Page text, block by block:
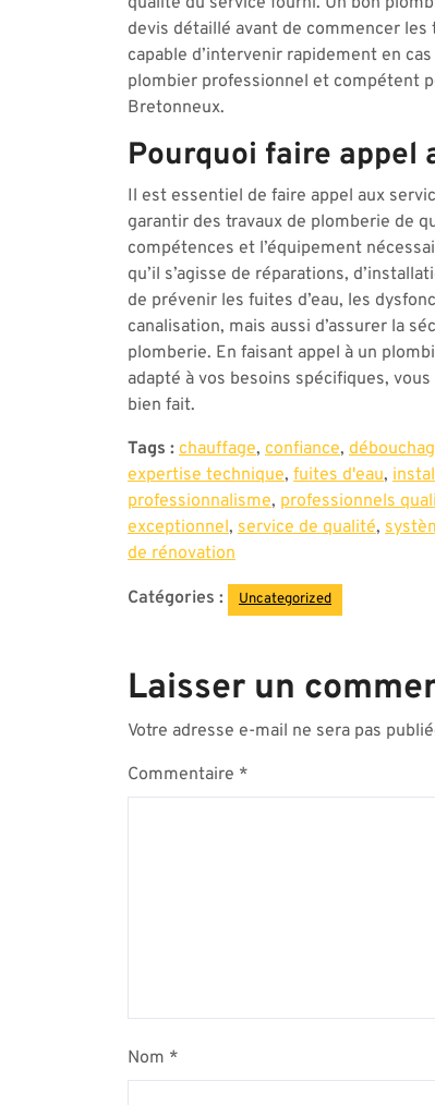
devis détaillé avant de commencer
capable d’intervenir rapidement en
plombier professionnel et compétent
Bretonneux.
Pourquoi faire appel
Il est essentiel de faire appel aux
garantir des travaux de plomberie de
compétences et l’équipement
qu’il s’agisse de réparations,
de prévenir les fuites d’eau, les
canalisation, mais aussi d’assurer la
plomberie. En faisant appel à un
adapté à vos besoins spécifiques,
bien fait.
Tags : chauffage, confiance,
expertise technique, fuites d'eau,
professionnalisme, professionnels
exceptionnel, service de qualité,
de rénovation
Catégories : Uncategorized
Laisser un
Votre adresse e-mail ne sera pas
Commentaire *
Nom *